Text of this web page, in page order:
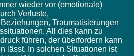
wieder vor (emotionale)
Verluste,
Traumatisierungen
All dies kann zu
führen, der überfordern kann
lässt. In solchen Situationen ist